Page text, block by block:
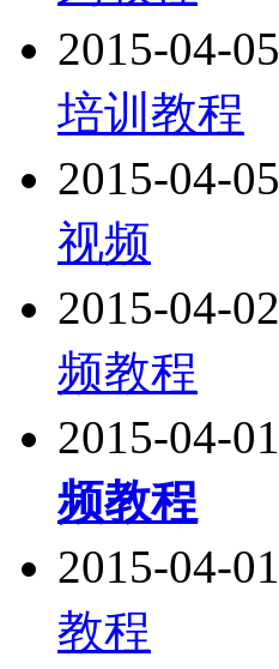
2015-04-05
培训教程
2015-04-05
视频
2015-04-02
频教程
2015-04-01
频教程
2015-04-01
教程